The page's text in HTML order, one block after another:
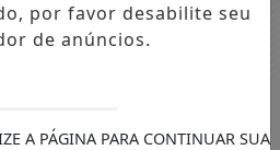
por favor desabilite seu
de anúncios.
A PÁGINA PARA CONTINUAR SUA